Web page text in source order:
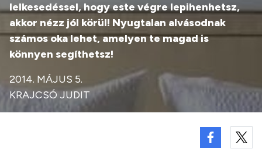
lelkesedéssel, hogy este végre lepihenhetsz,
akkor nézz jól körül! Nyugtalan alvásodnak
számos oka lehet, amelyen te magad is
könnyen segíthetsz!
2014. MÁJUS 5.
KRAJCSÓ JUDIT